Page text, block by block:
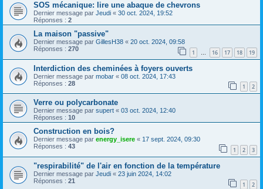
SOS mécanique: lire une abaque de chevrons
Dernier message par Jeudi « 30 oct. 2024, 19:52
Réponses : 2
La maison "passive"
Dernier message par GillesH38 « 20 oct. 2024, 09:58
Réponses : 270 1 … 16 17 18 19
Interdiction des cheminées à foyers ouverts
Dernier message par mobar « 08 oct. 2024, 17:43
Réponses : 28 1 2
Verre ou polycarbonate
Dernier message par supert « 03 oct. 2024, 12:40
Réponses : 10
Construction en bois?
Dernier message par energy_isere « 17 sept. 2024, 09:30
Réponses : 43 1 2 3
"respirabilité" de l'air en fonction de la température
Dernier message par Jeudi « 23 juin 2024, 14:02
Réponses : 21 1 2